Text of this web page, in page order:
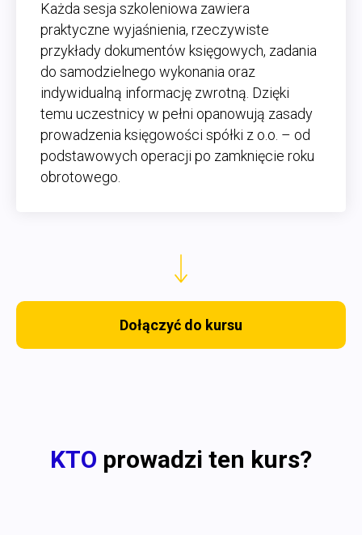
Każda sesja szkoleniowa zawiera
praktyczne wyjaśnienia, rzeczywiste
przykłady dokumentów księgowych, zadania
do samodzielnego wykonania oraz
indywidualną informację zwrotną. Dzięki
temu uczestnicy w pełni opanowują zasady
prowadzenia księgowości spółki z o.o. – od
podstawowych operacji po zamknięcie roku
obrotowego.
Dołączyć do kursu
KTO prowadzi ten kurs?